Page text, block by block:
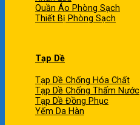
Quần Áo Phòng Sạch
Thiết Bị Phòng Sạch
Tạp Dề
Tạp Dề Chống Hóa Chất
Tạp Dề Chống Thấm Nước
Tạp Dề Đồng Phục
Yếm Da Hàn